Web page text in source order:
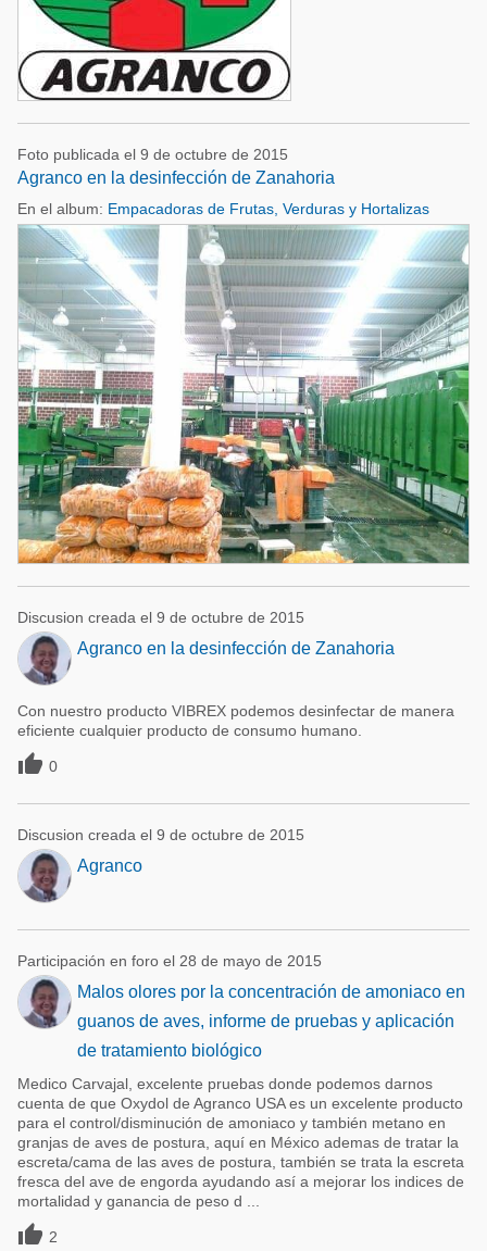
Foto publicada el 9 de octubre de 2015
Agranco en la desinfección de Zanahoria
En el album: Empacadoras de Frutas, Verduras y Hortalizas
Discusion creada el 9 de octubre de 2015
Agranco en la desinfección de Zanahoria
Con nuestro producto VIBREX podemos desinfectar de manera
eficiente cualquier producto de consumo humano.
 0
Discusion creada el 9 de octubre de 2015
Agranco
Participación en foro el 28 de mayo de 2015
Malos olores por la concentración de amoniaco en
guanos de aves, informe de pruebas y aplicación
de tratamiento biológico
Medico Carvajal, excelente pruebas donde podemos darnos
cuenta de que Oxydol de Agranco USA es un excelente producto
para el control/disminución de amoniaco y también metano en
granjas de aves de postura, aquí en México ademas de tratar la
escreta/cama de las aves de postura, también se trata la escreta
fresca del ave de engorda ayudando así a mejorar los indices de
mortalidad y ganancia de peso d ...
 2